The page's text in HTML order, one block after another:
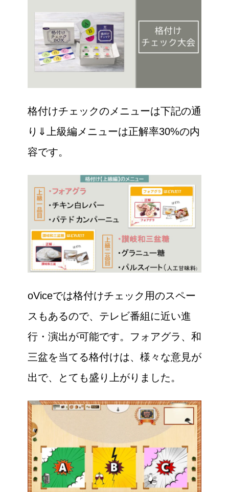
格付けチェックのメニューは下記の通
り⇓上級編メニューは正解率30%の内
容です。
oViceでは格付けチェック用のスペー
スもあるので、テレビ番組に近い進
行・演出が可能です。フォアグラ、和
三盆を当てる格付けは、様々な意見が
出で、とても盛り上がりました。